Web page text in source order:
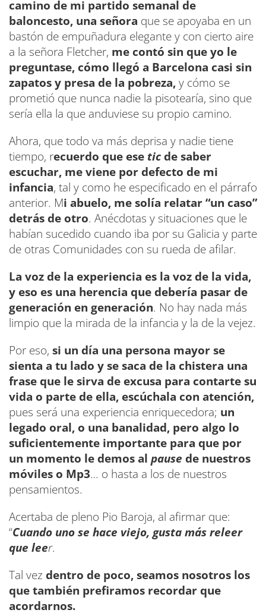
camino de mi partido semanal de
baloncesto, una señora que se apoyaba en un
bastón de empuñadura elegante y con cierto aire
a la señora Fletcher, me contó sin que yo le
preguntase, cómo llegó a Barcelona casi sin
zapatos y presa de la pobreza,y cómo se
prometió que nunca nadie la pisotearía, sino que
sería ella la que anduviese su propio camino.
Ahora, que todo va más deprisa y nadie tiene
tiempo, recuerdo que ese ticde saber
escuchar, me viene por defecto de mi
infancia, tal y como he especificado en el párrafo
anterior. Mi abuelo, me solía relatar “un caso”
detrás de otro. Anécdotas y situaciones que le
habían sucedido cuando iba por su Galicia y parte
de otras Comunidades con su rueda de afilar.
La voz de la experiencia es la voz de la vida,
y eso es una herencia que debería pasar de
generación en generación. No hay nada más
limpio que la mirada de la infancia y la de la vejez.
Por eso, si un día una persona mayor se
sienta a tu lado y se saca de la chistera una
frase que le sirva de excusa para contarte su
vida o parte de ella, escúchala con atención,
pues será una experiencia enriquecedora; un
legado oral, o una banalidad, pero algo lo
suficientemente importante para que por
un momento le demos al pause de nuestros
móviles o Mp3… o hasta a los de nuestros
pensamientos.
Acertaba de pleno Pio Baroja, al afirmar que:
“Cuando uno se hace viejo, gusta más releer
que leer.
Tal vez dentro de poco, seamos nosotros los
que también prefiramos recordar que
acordarnos.